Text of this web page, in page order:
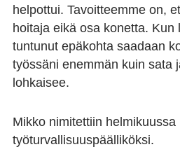
helpottui. Tavoitteemme on,
hoitaja eikä osa konetta.
tuntunut epäkohta saadaan
työssäni enemmän kuin sata
lohkaisee.
Mikko nimitettiin
työturvallisuuspäälliköksi.